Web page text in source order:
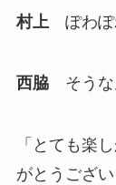
村上 ぽわぽ
西脇そうな
「とても楽
がとうござい